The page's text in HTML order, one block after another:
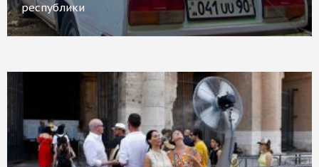
республики